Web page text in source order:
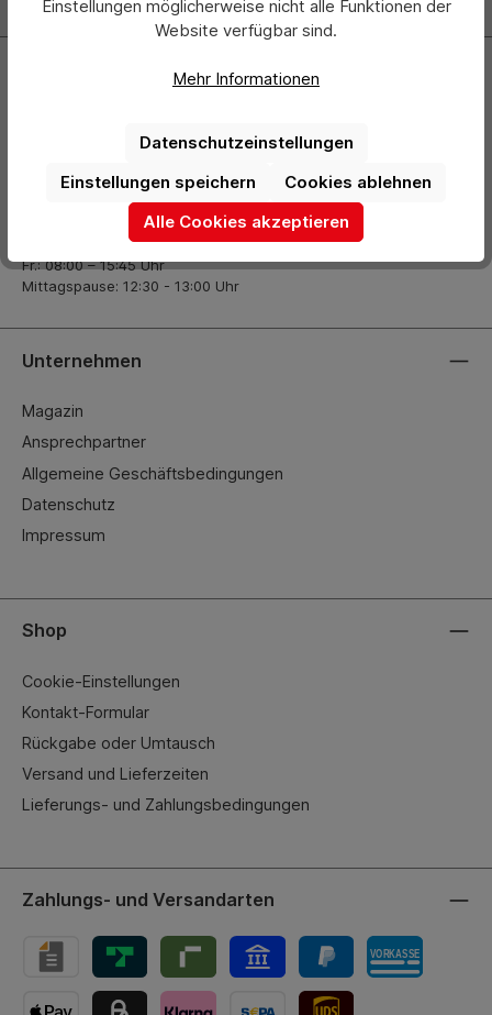
info@hermann-direkt.de
Öffnungszeiten
Mo.–Do.: 08:00 – 17:00 Uhr
Fr.: 08:00 – 15:45 Uhr
Mittagspause: 12:30 - 13:00 Uhr
Unternehmen
Magazin
Ansprechpartner
Allgemeine Geschäftsbedingungen
Datenschutz
Impressum
Shop
Cookie-Einstellungen
Kontakt-Formular
Rückgabe oder Umtausch
Versand und Lieferzeiten
Lieferungs- und Zahlungsbedingungen
Zahlungs- und Versandarten
Einstellungen möglicherweise nicht alle Funktionen der
Website verfügbar sind.
Mehr Informationen
Datenschutzeinstellungen
Cookies ablehnen
Einstellungen speichern
Alle Cookies akzeptieren